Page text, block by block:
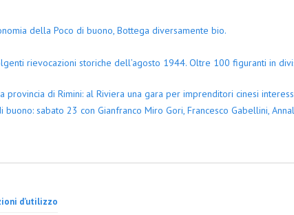
della Poco di buono, Bottega diversamente bio.
rievocazioni storiche dell’agosto 1944. Oltre 100 figuranti in
di Rimini: al Riviera una gara per imprenditori cinesi
sabato 23 con Gianfranco Miro Gori, Francesco Gabellini,
d’utilizzo